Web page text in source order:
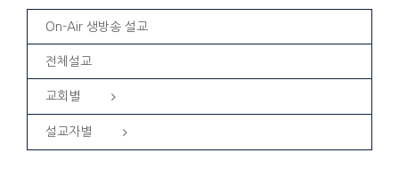
On-Air 생방송 설교
전체설교
교회별
설교자별